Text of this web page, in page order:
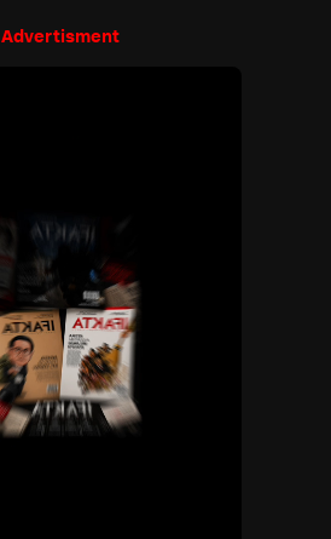
Advertisment